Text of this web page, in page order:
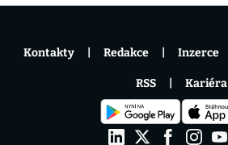
Kontakty Redakce Inzerce
RSS Kariéra